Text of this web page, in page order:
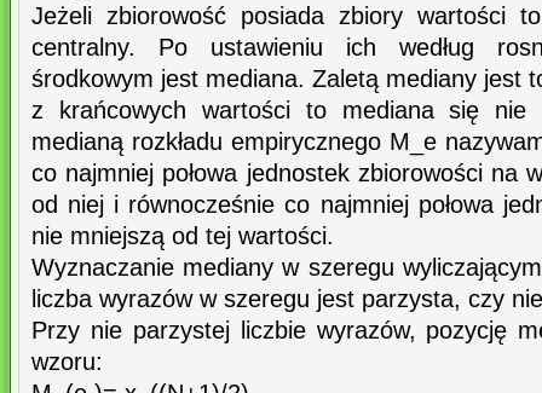
Jeżeli zbiorowość posiada zbiory wartości
centralny. Po ustawieniu ich według
środkowym jest mediana. Zaletą mediany jest
z krańcowych wartości to mediana się nie
medianą rozkładu empirycznego M_e
co najmniej połowa jednostek zbiorowości na
od niej i równocześnie co najmniej połowa
nie mniejszą od tej wartości.
Wyznaczanie mediany w szeregu
liczba wyrazów w szeregu jest parzysta, czy
Przy nie parzystej liczbie wyrazów, pozycję
wzoru: